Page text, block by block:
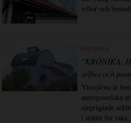
villor och
KRÖNIKA
"KRÖNIKA:
selfies och
Ytterjärna är
antroposofiska
särpräglade
i stället för